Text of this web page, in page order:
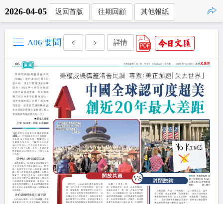
2026-04-05 返回首版 往期回顧 其他報紙
A06 要聞 詳情